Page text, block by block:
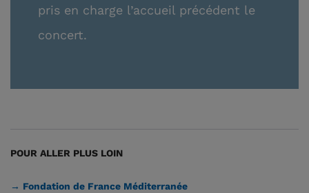
pris en charge l’accueil précédent le
concert.
POUR ALLER PLUS LOIN
→ Fondation de France Méditerranée